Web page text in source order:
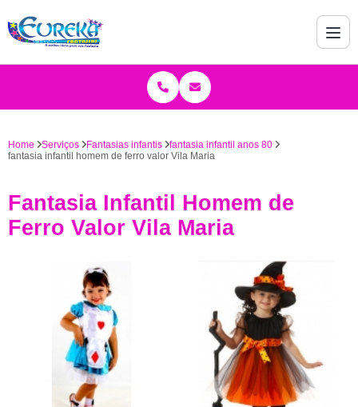
Home Serviços Fantasias infantis
fantasia infantil anos 80
fantasia infantil homem de ferro valor Vila Maria
Fantasia Infantil Homem de
Ferro Valor Vila Maria